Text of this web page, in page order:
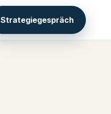
Strategiegespräch